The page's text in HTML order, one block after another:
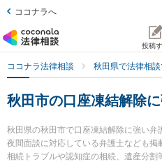
ココナラへ
投稿
ココナラ法律相談 秋田県で法律相
秋田市の口座凍結解除
秋田県の秋田市で口座凍結解除に強い
夜間面談に対応している弁護士なども
相続トラブルや認知症の相続、遺産分